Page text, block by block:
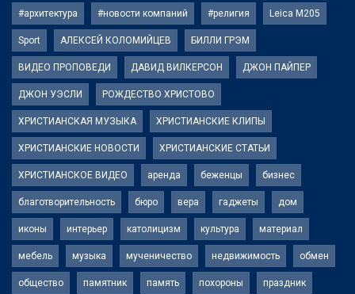
#архитектура #новости компаний #религия Leica M205
Sport АЛЕКСЕЙ КОЛОМИЙЦЕВ БИЛЛИ ГРЭМ
ВИДЕО ПРОПОВЕДИ ДАВИД ВИЛКЕРСОН ДЖОН ПАЙПЕР
ДЖОН УЭСЛИ РОЖДЕСТВО ХРИСТОВО
ХРИСТИАНСКАЯ МУЗЫКА ХРИСТИАНСКИЕ КЛИПЫ
ХРИСТИАНСКИЕ НОВОСТИ ХРИСТИАНСКИЕ СТАТЬИ
ХРИСТИАНСКОЕ ВИДЕО аренда беженцы бизнес
благотворительность бюро вера гаджеты дом
иконы интерьер католицизм культура материал
мебель музыка мученичество недвижимость обмен
общество памятник память похороны праздник